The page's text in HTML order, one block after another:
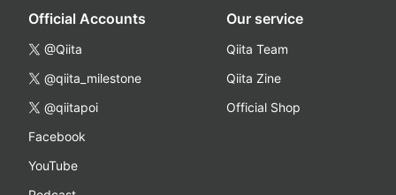
Official Accounts
@Qiita
@qiita_milestone
@qiitapoi
Facebook
YouTube
Our service
Qiita Team
Qiita Zine
Official Shop